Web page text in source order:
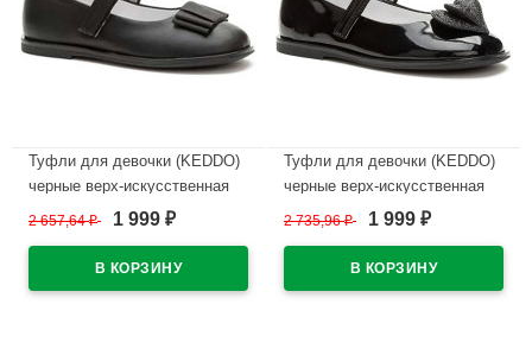
Туфли для девочки (KEDDO)
черные верх-искусственная
кожа лак подкладка-
956408/03-01
2 657,64₽ 1 999 ₽
Туфли для девочки (KEDDO)
черные верх-искусственная
кожа лак подкладка-
956408/04-02
2 735,96₽ 1 999 ₽